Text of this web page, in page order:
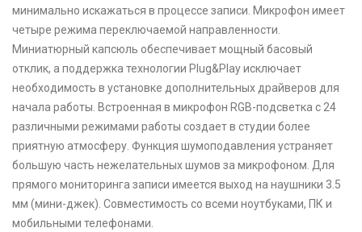
минимально искажаться в процессе записи. Микрофон имеет
четыре режима переключаемой направленности.
Миниатюрный капсюль обеспечивает мощный басовый
отклик, а поддержка технологии Plug&Play исключает
необходимость в установке дополнительных драйверов для
начала работы. Встроенная в микрофон RGB-подсветка с 24
различными режимами работы создает в студии более
приятную атмосферу. Функция шумоподавления устраняет
большую часть нежелательных шумов за микрофоном. Для
прямого мониторинга записи имеется выход на наушники 3.5
мм (мини-джек). Совместимость со всеми ноутбуками, ПК и
мобильными телефонами.